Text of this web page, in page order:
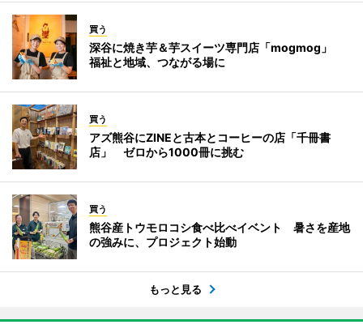
買う
深谷に焼き芋＆芋スイーツ専門店「mogmog」
福祉と地域、つながる場に
買う
アズ熊谷にZINEと古本とコーヒーの店「千冊書
店」 ゼロから1000冊に挑む
買う
熊谷産トウモロコシ食べ比べイベント 暑さを産地
の強みに、プロジェクト始動
もっと見る